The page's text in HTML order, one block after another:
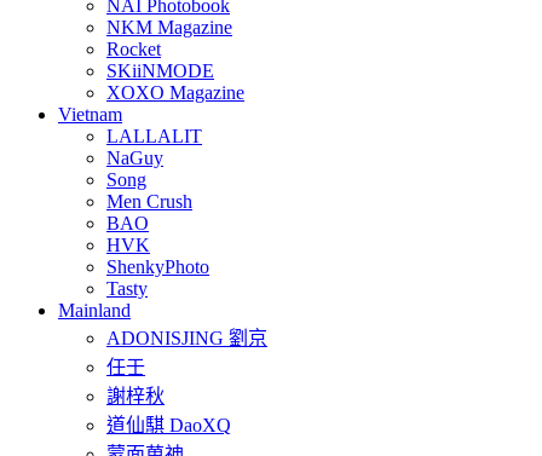
NAI Photobook
NKM Magazine
Rocket
SKiiNMODE
XOXO Magazine
Vietnam
LALLALIT
NaGuy
Song
Men Crush
BAO
HVK
ShenkyPhoto
Tasty
Mainland
ADONISJING 劉京
任壬
謝梓秋
道仙騏 DaoXQ